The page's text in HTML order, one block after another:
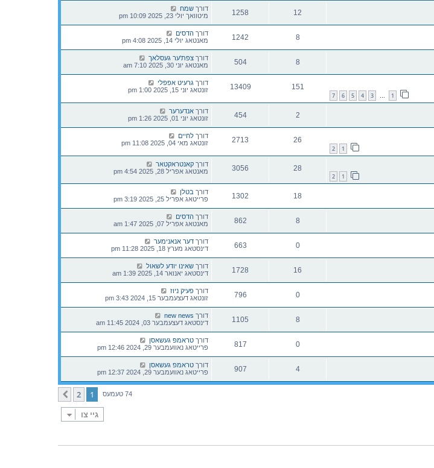
12
1258 דורך שמח
מיטוואך יולי 23, 2025 10:09 pm
8
1242 דורך הדסים
מאנטאג יולי 14, 2025 4:08 pm
8
504 דורך צפת'ער געסלאך
מאנטאג יוני 30, 2025 7:10 am
1
…
3
4
5
6
7
151
13409 דורך גרעיט אפפלי
זונטאג יוני 15, 2025 1:00 pm
2
454 דורך אנדערער
זונטאג יוני 01, 2025 1:26 pm
1
2
26
2713 דורך לחיים
זונטאג מאי 04, 2025 11:08 pm
1
2
28
3056 דורך קאנטראקטאר
מאנטאג אפריל 28, 2025 4:54 pm
18
1302 דורך בטלן
פרייטאג אפריל 25, 2025 3:19 pm
8
862 דורך הדסים
מאנטאג אפריל 07, 2025 1:47 am
0
663 דורך דער אנאנימער
דינסטאג מערץ 18, 2025 11:28 pm
16
1728 דורך שאינו יודע לשאול
דינסטאג יאנואר 14, 2025 1:39 am
0
796 דורך פעיק ניוז
זונטאג דעצעמבער 15, 2024 3:43 pm
8
1105 דורך new news
דינסטאג דעצעמבער 03, 2024 11:45 am
0
817 דורך טראמפ געשאסן
פרייטאג נאוועמבער 29, 2024 12:46 pm
4
907 דורך טראמפ געשאסן
פרייטאג נאוועמבער 29, 2024 12:37 pm
74 טעמעס 1
2
קומענדיגע
גיי צו